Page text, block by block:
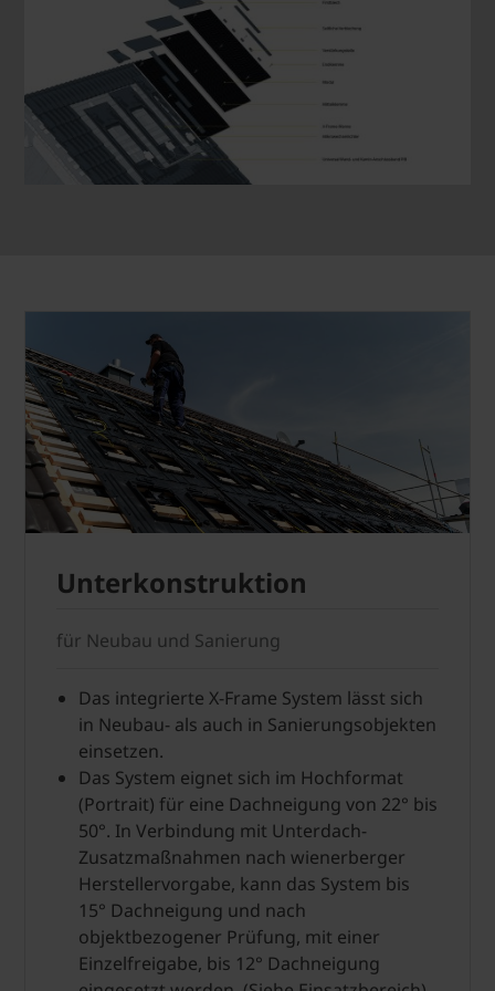
Unterkonstruktion
für Neubau und Sanierung
Das integrierte X-Frame System lässt sich
in Neubau- als auch in Sanierungsobjekten
einsetzen.
Das System eignet sich im Hochformat
(Portrait) für eine Dachneigung von 22° bis
50°. In Verbindung mit Unterdach-
Zusatzmaßnahmen nach wienerberger
Herstellervorgabe, kann das System bis
15° Dachneigung und nach
objektbezogener Prüfung, mit einer
Einzelfreigabe, bis 12° Dachneigung